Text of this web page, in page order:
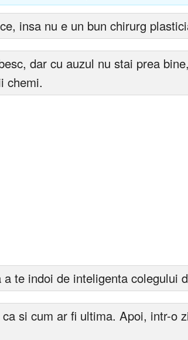
insa nu e un bun chirurg
dar cu auzul nu stai prea
chemi.
te indoi de inteligenta colegului
si cum ar fi ultima. Apoi, intr-o